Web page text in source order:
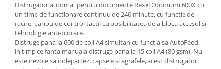
Adaptoare de calatorie
Baterii si acumulatori
Cabluri si conectivitate
Incarcatoare wireless
Incarcatoare cu fir si auto
Distrugator automat pentru documente Rexel Optimum 600X cu
un timp de functionare continuu de 240 minute, cu functie de
racire, panou de control tactil cu posibilitatea de a bloca accesul si
tehnologie anti-blocare.
Distruge pana la 600 de coli A4 simultan cu functia sa AutoFeed,
in timp ce fanta manuala distruge pana la 15 coli A4 (80 gsm). Nu
este nevoie sa indepartezi capsele si agrafele, acest distrugator